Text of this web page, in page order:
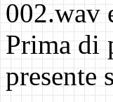
002.wav
Prima di
presente